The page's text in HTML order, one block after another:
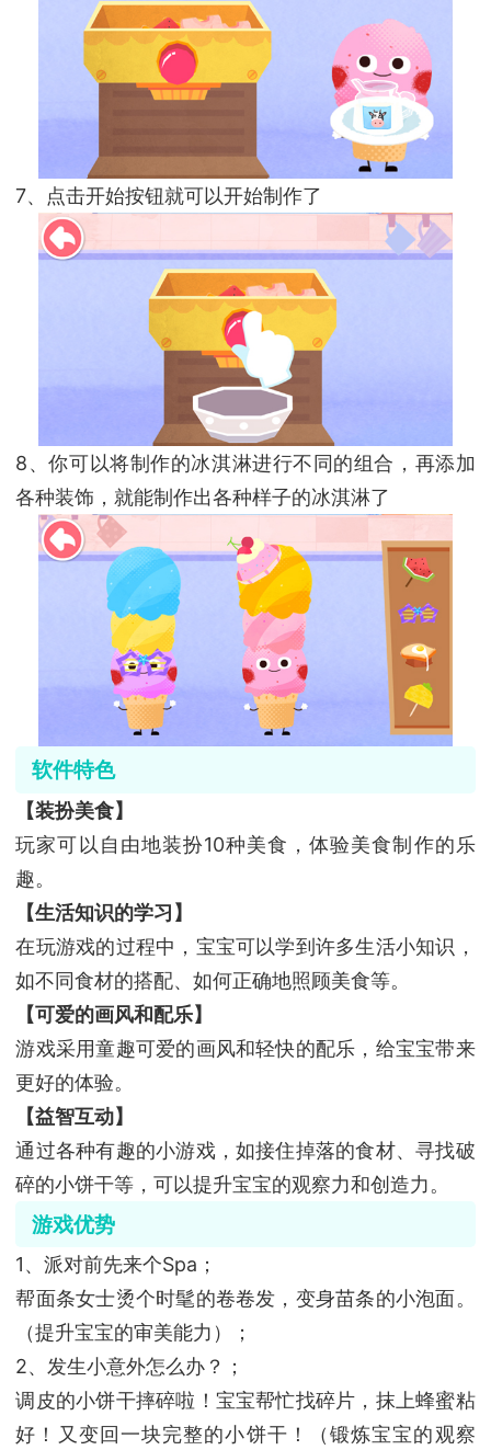
7、点击开始按钮就可以开始制作了
8、你可以将制作的冰淇淋进行不同的组合，再添加
各种装饰，就能制作出各种样子的冰淇淋了
软件特色
【装扮美食】
玩家可以自由地装扮10种美食，体验美食制作的乐
趣。
【生活知识的学习】
在玩游戏的过程中，宝宝可以学到许多生活小知识，
如不同食材的搭配、如何正确地照顾美食等。
【可爱的画风和配乐】
游戏采用童趣可爱的画风和轻快的配乐，给宝宝带来
更好的体验。
【益智互动】
通过各种有趣的小游戏，如接住掉落的食材、寻找破
碎的小饼干等，可以提升宝宝的观察力和创造力。
游戏优势
1、派对前先来个Spa；
帮面条女士烫个时髦的卷卷发，变身苗条的小泡面。
（提升宝宝的审美能力）；
2、发生小意外怎么办？；
调皮的小饼干摔碎啦！宝宝帮忙找碎片，抹上蜂蜜粘
好！又变回一块完整的小饼干！（锻炼宝宝的观察